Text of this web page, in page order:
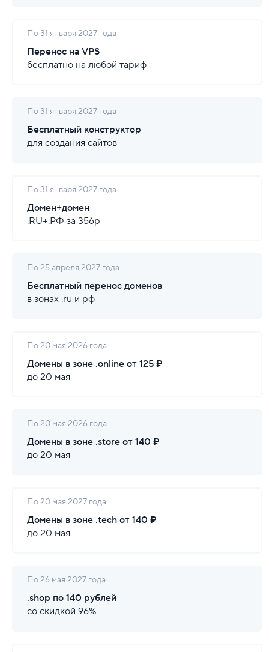
По 31 января 2027 года
Перенос на VPS
бесплатно на любой тариф
По 31 января 2027 года
Бесплатный конструктор
для создания сайтов
По 31 января 2027 года
Домен+домен
.RU+.РФ за 356р
По 25 апреля 2027 года
Бесплатный перенос доменов
в зонах .ru и рф
По 20 мая 2026 года
Домены в зоне .online от 125 ₽
до 20 мая
По 20 мая 2026 года
Домены в зоне .store от 140 ₽
до 20 мая
По 20 мая 2027 года
Домены в зоне .tech от 140 ₽
до 20 мая
По 26 мая 2027 года
.shop по 140 рублей
со скидкой 96%